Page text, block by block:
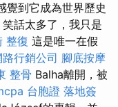
覺到它成為世界歷史
話太多了，我只是
整復 這是唯一在假
路行銷公司 腳底按摩
整骨 Balha離開，被
台胞證 落地簽